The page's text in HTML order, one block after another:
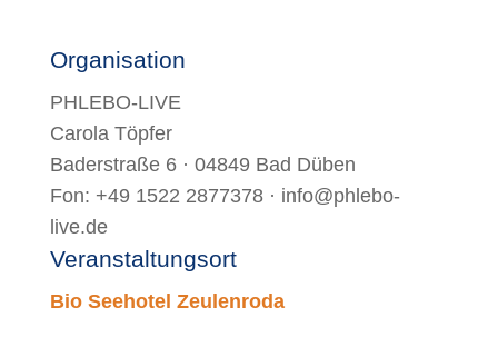
Organisation
PHLEBO-LIVE
Carola Töpfer
Baderstraße 6 · 04849 Bad Düben
Fon: +49 1522 2877378 · info@phlebo-
live.de
Veranstaltungsort
Bio Seehotel Zeulenroda